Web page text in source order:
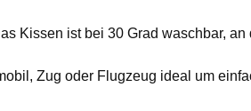
Kissen ist bei 30 Grad waschbar,
Zug oder Flugzeug ideal um